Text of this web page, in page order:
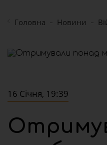
Головна Новини
16 Січня, 19:39